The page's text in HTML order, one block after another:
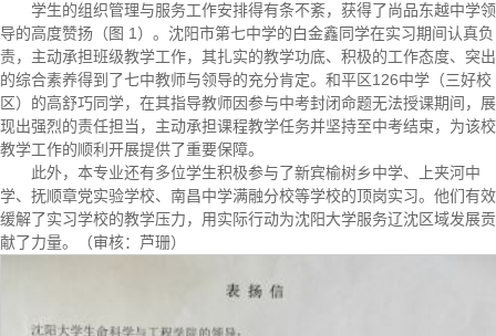
学生的组织管理与服务工作安排得有条不紊，获得了尚品东越中学领
导的高度赞扬（图 1）。沈阳市第七中学的白金鑫同学在实习期间认真负
责，主动承担班级教学工作，其扎实的教学功底、积极的工作态度、突出
的综合素养得到了七中教师与领导的充分肯定。和平区126中学（三好校
区）的高舒巧同学，在其指导教师因参与中考封闭命题无法授课期间，展
现出强烈的责任担当，主动承担课程教学任务并坚持至中考结束，为该校
教学工作的顺利开展提供了重要保障。
此外，本专业还有多位学生积极参与了新宾榆树乡中学、上夹河中
学、抚顺章党实验学校、南昌中学满融分校等学校的顶岗实习。他们有效
缓解了实习学校的教学压力，用实际行动为沈阳大学服务辽沈区域发展贡
献了力量。（审核：芦珊）